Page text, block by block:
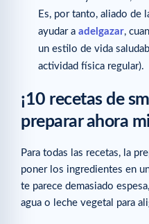
Es, por tanto, aliado de
ayudar a adelgazar,
un estilo de vida
actividad física regular).
¡10 recetas de
preparar ahora
Para todas las recetas, la
poner los ingredientes en
te parece demasiado
agua o leche vegetal para